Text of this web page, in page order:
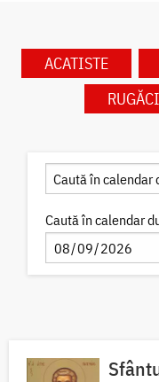
ACATISTE
Caută în calendar